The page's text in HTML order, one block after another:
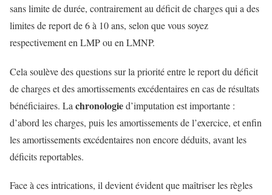
sans limite de durée, contrairement au déficit de charges qui a des
limites de report de 6 à 10 ans, selon que vous soyez
respectivement en LMP ou en LMNP.
Cela soulève des questions sur la priorité entre le report du déficit
de charges et des amortissements excédentaires en cas de résultats
bénéficiaires. La chronologied’imputation est importante :
d’abord les charges, puis les amortissements de l’exercice, et enfin
les amortissements excédentaires non encore déduits, avant les
déficits reportables.
Face à ces intrications, il devient évident que maîtriser les règles